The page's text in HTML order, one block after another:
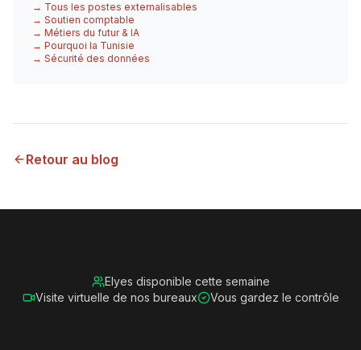
→ Tous les postes externalisables
→ Soutien comptable
→ Métiers du futur & IA
→ Pourquoi la Tunisie
→ Sécurité des données
Retour au blog
Elyes disponible cette semaine
Visite virtuelle de nos bureaux
Vous gardez le contrôle